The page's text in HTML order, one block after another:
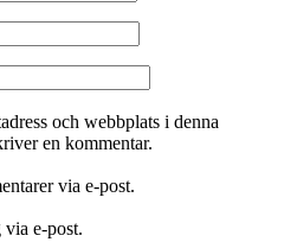
och webbplats i denna
en kommentar.
via e-post.
e-post.